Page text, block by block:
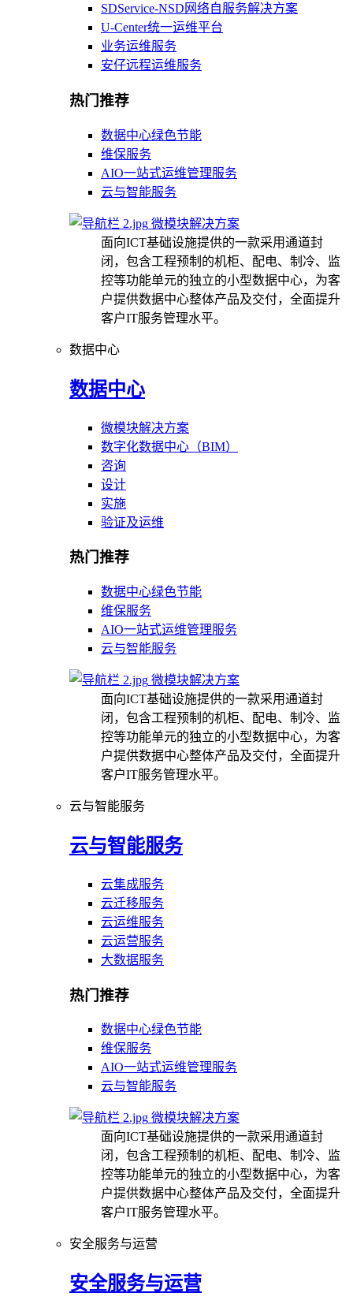
SDService-NSD网络自服务解决方案
U-Center统一运维平台
业务运维服务
安仔远程运维服务
热门推荐
数据中心绿色节能
维保服务
AIO一站式运维管理服务
云与智能服务
微模块解决方案
面向ICT基础设施提供的一款采用通道封
闭，包含工程预制的机柜、配电、制冷、监
控等功能单元的独立的小型数据中心，为客
户提供数据中心整体产品及交付，全面提升
客户IT服务管理水平。
数据中心
数据中心
微模块解决方案
数字化数据中心（BIM）
咨询
设计
实施
验证及运维
热门推荐
数据中心绿色节能
维保服务
AIO一站式运维管理服务
云与智能服务
微模块解决方案
面向ICT基础设施提供的一款采用通道封
闭，包含工程预制的机柜、配电、制冷、监
控等功能单元的独立的小型数据中心，为客
户提供数据中心整体产品及交付，全面提升
客户IT服务管理水平。
云与智能服务
云与智能服务
云集成服务
云迁移服务
云运维服务
云运营服务
大数据服务
热门推荐
数据中心绿色节能
维保服务
AIO一站式运维管理服务
云与智能服务
微模块解决方案
面向ICT基础设施提供的一款采用通道封
闭，包含工程预制的机柜、配电、制冷、监
控等功能单元的独立的小型数据中心，为客
户提供数据中心整体产品及交付，全面提升
客户IT服务管理水平。
安全服务与运营
安全服务与运营